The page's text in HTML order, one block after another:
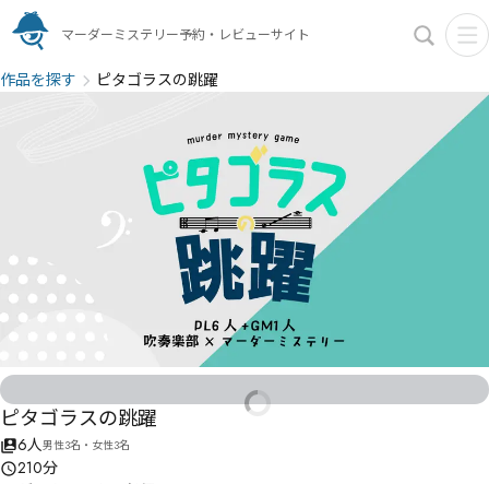
マーダーミステリー予約・レビューサイト
作品を探す ピタゴラスの跳躍
ピタゴラスの跳躍
6人男性3名・女性3名
210分